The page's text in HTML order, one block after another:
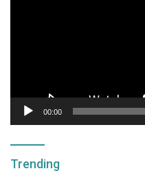
00:00
Trending